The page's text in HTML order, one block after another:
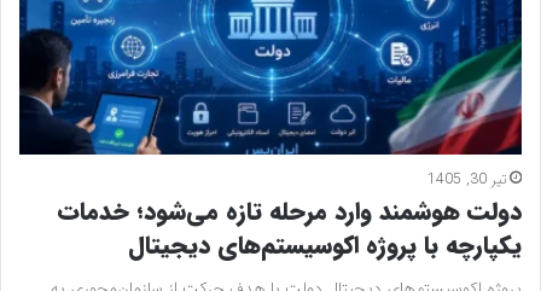
تیر 30, 1405
دولت هوشمند وارد مرحله تازه می‌شود؛ خدمات
یکپارچه با پروژه اکوسیستم‌های دیجیتال